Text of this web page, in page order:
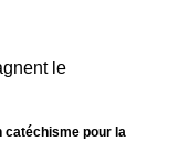
le
catéchisme pour la